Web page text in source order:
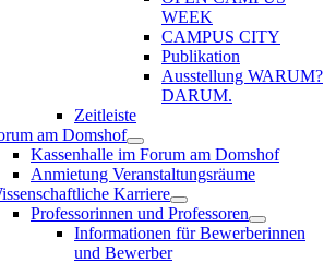
WEEK
CAMPUS CITY
Publikation
Ausstellung WARUM?
DARUM.
Zeitleiste
am Domshof
Kassenhalle im Forum am Domshof
Anmietung Veranstaltungsräume
Karriere
Professorinnen und Professoren
Informationen für Bewerberinnen
und Bewerber